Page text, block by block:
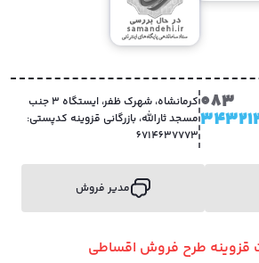
083
کرمانشاه، شهرک ظفر، ایستگاه 3 جنب
مسجد ثارالله، بازرگانی قزوینه کدپستی:
6714637773
مدیر فروش
قزوینه طرح فروش اقساطی